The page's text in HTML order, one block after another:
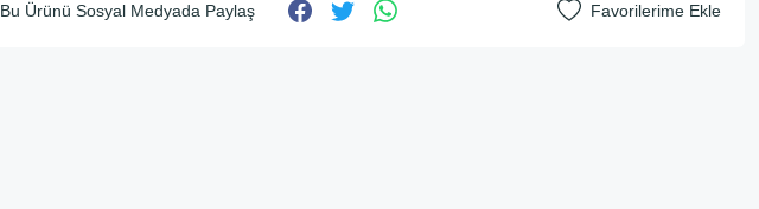
Bu Ürünü Sosyal Medyada Paylaş